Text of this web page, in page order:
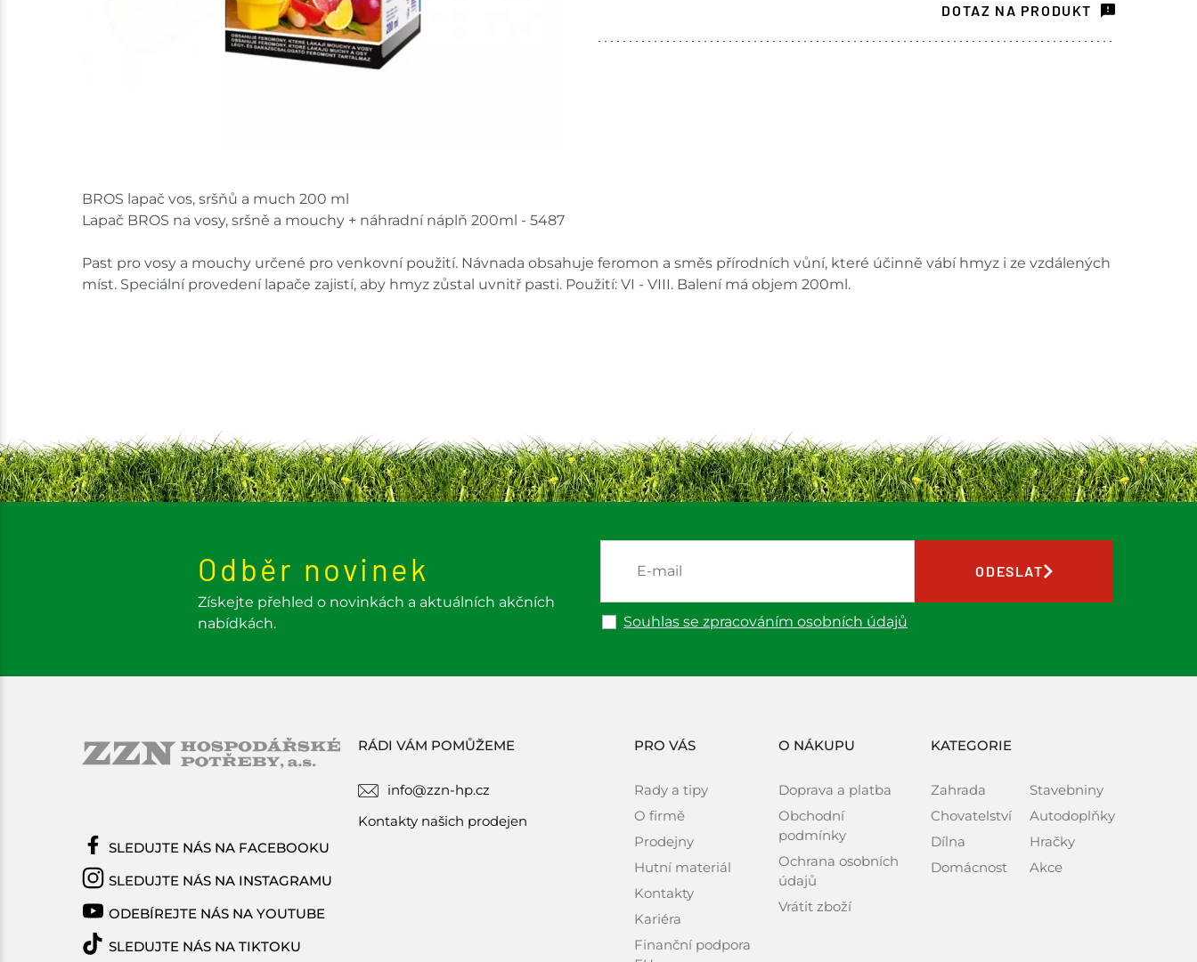
Ceny na prodejnách se mohou lišit od cen na e-shopu.
DOTAZ NA PRODUKT
BROS lapač vos, sršňů a much 200 ml
Lapač BROS na vosy, sršně a mouchy + náhradní náplň 200ml - 5487
Past pro vosy a mouchy určené pro venkovní použití. Návnada obsahuje feromon a směs přírodních vůní, které účinně vábí hmyz i ze vzdálených
míst. Speciální provedení lapače zajistí, aby hmyz zůstal uvnitř pasti. Použití: VI - VIII. Balení má objem 200ml.
Odběr novinek
Získejte přehled o novinkách a aktuálních akčních
nabídkách.
Souhlas se zpracováním osobních údajů
ODESLAT
RÁDI VÁM POMŮŽEME
info@zzn-hp.cz
Kontakty našich prodejen
PRO VÁS
Rady a tipy
O firmě
Prodejny
Hutní materiál
Kontakty
Kariéra
Finanční podpora
O NÁKUPU
Doprava a platba
Obchodní
podmínky
Ochrana osobních
údajů
Vrátit zboží
KATEGORIE
Zahrada
Chovatelství
Dílna
Domácnost
Stavebniny
Autodoplňky
Hračky
Akce
SLEDUJTE NÁS NA FACEBOOKU
SLEDUJTE NÁS NA INSTAGRAMU
ODEBÍREJTE NÁS NA YOUTUBE
SLEDUJTE NÁS NA TIKTOKU